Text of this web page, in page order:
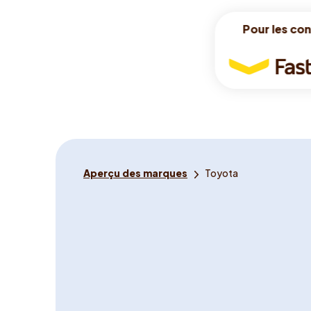
Pour les
Pour les
Pour
Tu
Aperçu des marques Toyota